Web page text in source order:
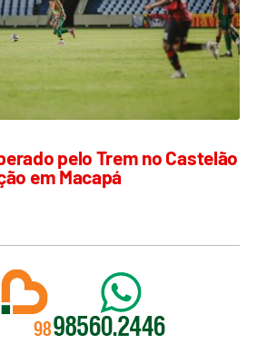
pelo Trem no Castelão
em Macapá